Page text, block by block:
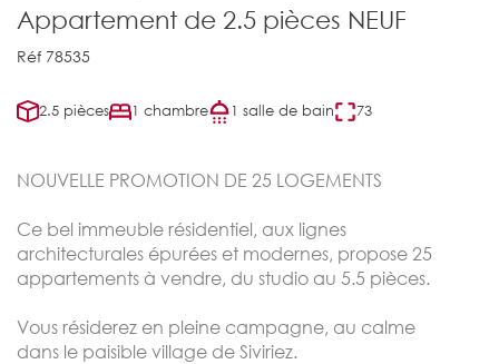
Appartement de 2.5 pièces NEUF
Réf 78535
2.5 pièces 1 chambre 1 salle de bain 73
NOUVELLE PROMOTION DE 25 LOGEMENTS
Ce bel immeuble résidentiel, aux lignes
architecturales épurées et modernes, propose 25
appartements à vendre, du studio au 5.5 pièces.
Vous résiderez en pleine campagne, au calme
dans le paisible village de Siviriez.